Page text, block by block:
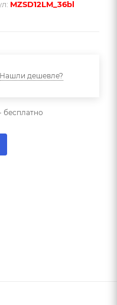
MZSD12LM_36bl
Нашли дешевле?
бесплатно